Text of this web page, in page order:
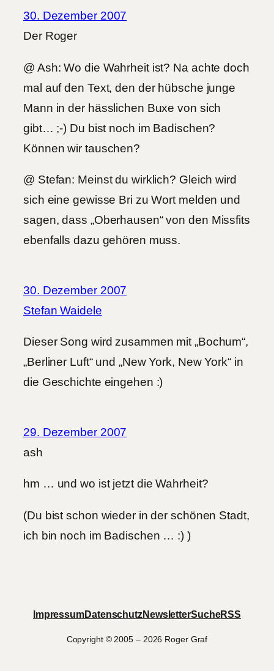
30. Dezember 2007
Der Roger
@ Ash: Wo die Wahrheit ist? Na achte doch
mal auf den Text, den der hübsche junge
Mann in der hässlichen Buxe von sich
gibt… ;-) Du bist noch im Badischen?
Können wir tauschen?
@ Stefan: Meinst du wirklich? Gleich wird
sich eine gewisse Bri zu Wort melden und
sagen, dass „Oberhausen“ von den Missfits
ebenfalls dazu gehören muss.
30. Dezember 2007
Stefan Waidele
Dieser Song wird zusammen mit „Bochum“,
„Berliner Luft“ und „New York, New York“ in
die Geschichte eingehen :)
29. Dezember 2007
ash
hm … und wo ist jetzt die Wahrheit?
(Du bist schon wieder in der schönen Stadt,
ich bin noch im Badischen … :) )
ImpressumDatenschutzNewsletterSucheRSS
Copyright © 2005 – 2026 Roger Graf